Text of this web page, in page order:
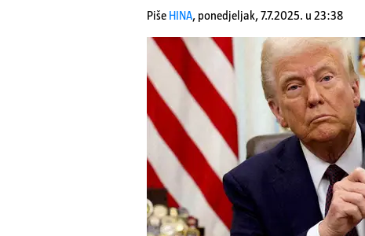
Piše HINA, ponedjeljak, 7.7.2025. u 23:38